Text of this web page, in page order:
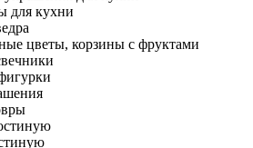
для кухни
цветы, корзины с фруктами